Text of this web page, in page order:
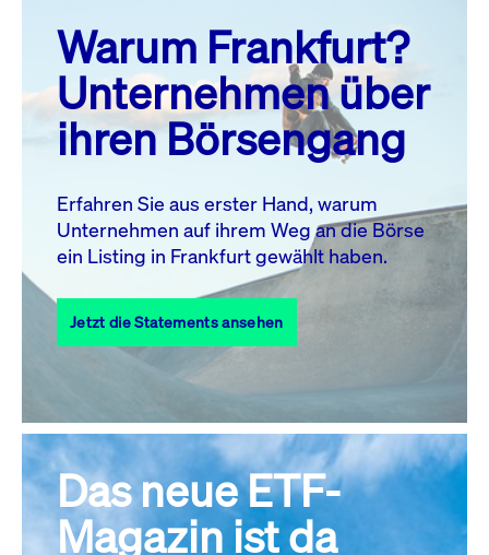
MO. DI. MI. DO. FR. SA. SO.
1
2
3
4 5 6 7 8
10 11 13 14
17
18 19 20 21 22
23
27 28
31
Alle Events
Warum Frankfurt?
Unternehmen über
ihren Börsengang
Erfahren Sie aus erster Hand, warum
Unternehmen auf ihrem Weg an die Börse
ein Listing in Frankfurt gewählt haben.
Jetzt die Statements ansehen
Das neue ETF-
Magazin ist da